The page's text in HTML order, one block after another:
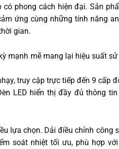
có phong cách hiện đại. Sản
ứng cùng những tính năng
gian.
mạnh mẽ mang lại hiệu suất
truy cập trực tiếp đến 9 cấp
LED hiển thị đầy đủ thông
lựa chọn. Dải điều chỉnh công
soát nhiệt tối ưu, phù hợp